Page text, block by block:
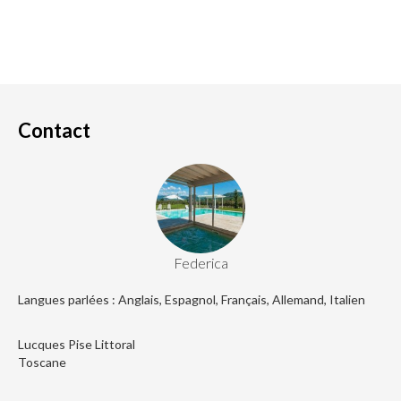
Contact
Federica
Langues parlées : Anglais, Espagnol, Français, Allemand, Italien
Lucques Pise Littoral
Toscane